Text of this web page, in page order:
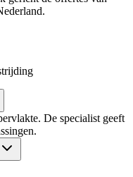
De specialist geeft